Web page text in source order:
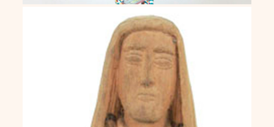
Jadir João Egídeo